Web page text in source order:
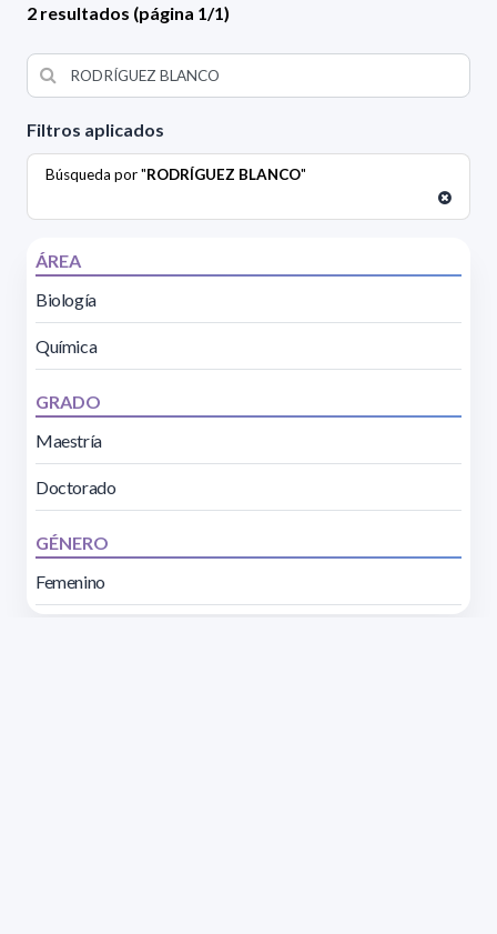
Filtros aplicados
Búsqueda por "RODRÍGUEZ BLANCO"
ÁREA
Biología
Química
GRADO
Maestría
Doctorado
GÉNERO
Femenino
2 resultados (página 1/1)